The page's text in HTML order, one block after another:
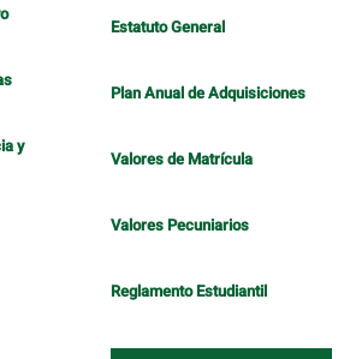
y
Estatuto General
Plan Anual de Adquisiciones
Valores de Matrícula
Valores Pecuniarios
Reglamento Estudiantil